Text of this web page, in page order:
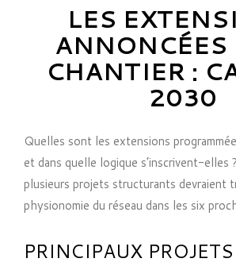
LES
ANNONCÉES
CHANTIER :
2030
Quelles sont les extensions
et dans quelle logique s’inscrivent-elles
plusieurs projets structurants devraient
physionomie du réseau dans les six
PRINCIPAUX PROJETS